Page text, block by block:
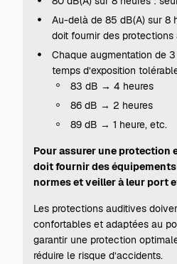
Au-delà de 85 dB(A) sur 8
doit fournir des
Chaque augmentation de
temps d’exposition
83 dB → 4 heures
86 dB → 2 heures
89 dB → 1 heure, etc.
Pour assurer une protection
doit fournir des
normes et veiller à leur port
Les protections auditives
confortables et adaptées au
garantir une protection
réduire le risque d’accidents.